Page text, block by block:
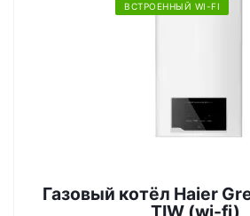
ВСТРОЕННЫЙ WI-FI
Газовый котёл Haier GreenLine 1.20
ТIW (wi-fi)